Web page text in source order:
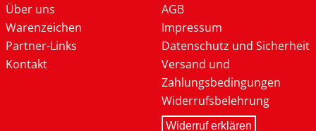
Über uns
Warenzeichen
Partner-Links
Kontakt
AGB
Impressum
Datenschutz und Sicherheit
Versand und
Zahlungsbedingungen
Widerrufsbelehrung
Widerruf erklären